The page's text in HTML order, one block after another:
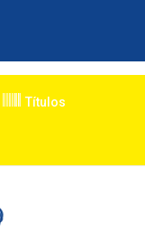
Títulos